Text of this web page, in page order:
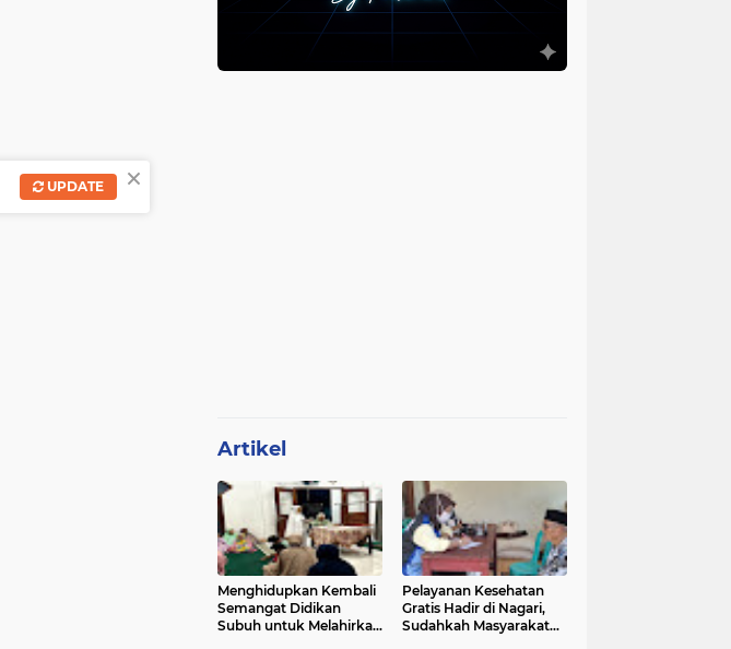
Artikel
Menghidupkan Kembali
Semangat Didikan
Subuh untuk Melahirkan
Pelayanan Kesehatan
Gratis Hadir di Nagari,
Sudahkah Masyarakat
×
UPDATE